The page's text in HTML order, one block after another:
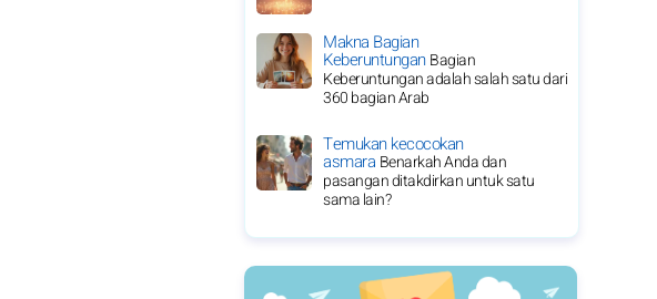
Makna Bagian
KeberuntunganBagian
Keberuntungan adalah salah satu dari
360 bagian Arab
Temukan kecocokan
asmara Benarkah Anda dan
pasangan ditakdirkan untuk satu
sama lain?